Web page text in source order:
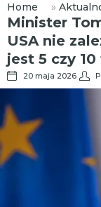
Home »
Minister
USA nie
jest 5 czy 10
20 maja 2026